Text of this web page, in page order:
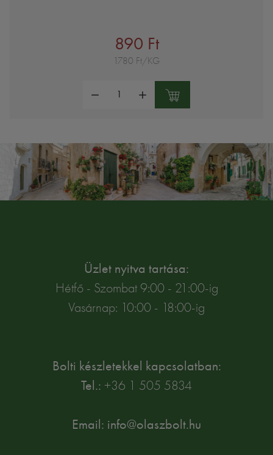
890 Ft
1780 Ft/KG
Üzlet nyitva tartása:
Hétfő - Szombat 9:00 - 21:00-ig
Vasárnap: 10:00 - 18:00-ig
Bolti készletekkel kapcsolatban:
Tel.: +36 1 505 5834
Email: info@olaszbolt.hu